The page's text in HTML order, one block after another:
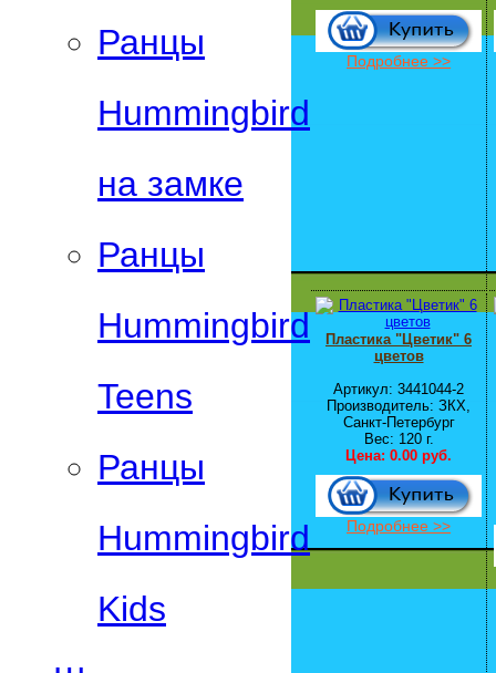
Ранцы
Hummingbird
на замке
Ранцы
Hummingbird
Teens
Ранцы
Hummingbird
Kids
Подробнее >>
Пластика "Цветик" 6
цветов
Артикул: 3441044-2
Производитель: ЗКХ,
Санкт-Петербург
Вес: 120 г.
Цена: 0.00 руб.
Подробнее >>